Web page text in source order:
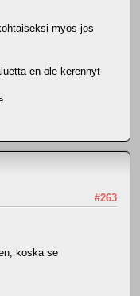
myös jos
en ole kerennyt
#263
koska se